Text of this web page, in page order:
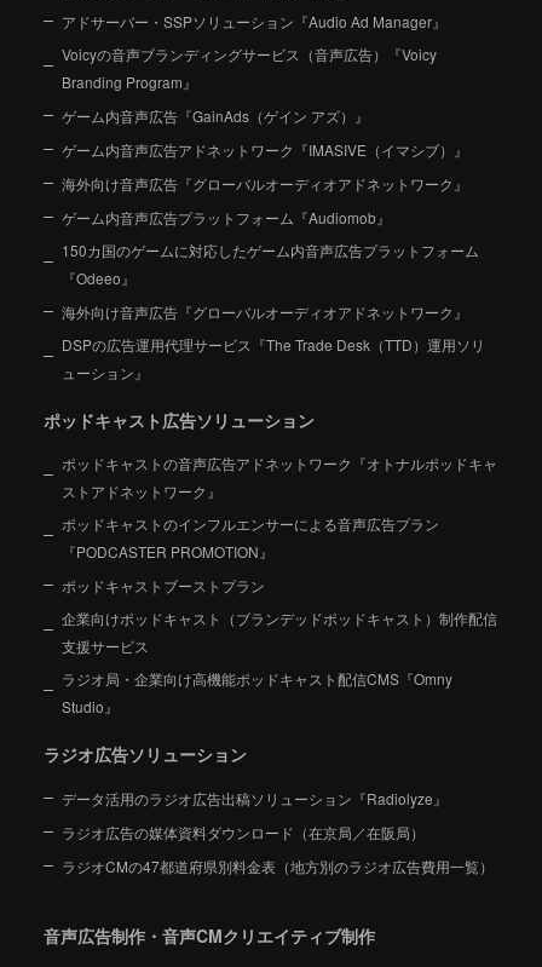
アドサーバー・SSPソリューション『Audio Ad Manager』
Voicyの音声ブランディングサービス（音声広告）『Voicy
Branding Program』
ゲーム内音声広告『GainAds（ゲイン アズ）』
ゲーム内音声広告アドネットワーク『IMASIVE（イマシブ）』
海外向け音声広告『グローバルオーディオアドネットワーク』
ゲーム内音声広告プラットフォーム『Audiomob』
150カ国のゲームに対応したゲーム内音声広告プラットフォーム
『Odeeo』
海外向け音声広告『グローバルオーディオアドネットワーク』
DSPの広告運用代理サービス『The Trade Desk（TTD）運用ソリ
ューション』
ポッドキャスト広告ソリューション
ポッドキャストの音声広告アドネットワーク『オトナルポッドキャ
ストアドネットワーク』
ポッドキャストのインフルエンサーによる音声広告プラン
『PODCASTER PROMOTION』
ポッドキャストブーストプラン
企業向けポッドキャスト（ブランデッドポッドキャスト）制作配信
支援サービス
ラジオ局・企業向け高機能ポッドキャスト配信CMS『Omny
Studio』
ラジオ広告ソリューション
データ活用のラジオ広告出稿ソリューション『Radiolyze』
ラジオ広告の媒体資料ダウンロード（在京局／在阪局）
ラジオCMの47都道府県別料金表（地方別のラジオ広告費用一覧）
音声広告制作・音声CMクリエイティブ制作